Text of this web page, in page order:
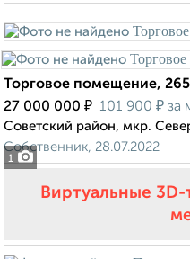
1
Торговое помещение,
27 000 000 ₽ 101 900 ₽ за
Советский район, мкр.
Собственник, 28.07.2022
Виртуальные